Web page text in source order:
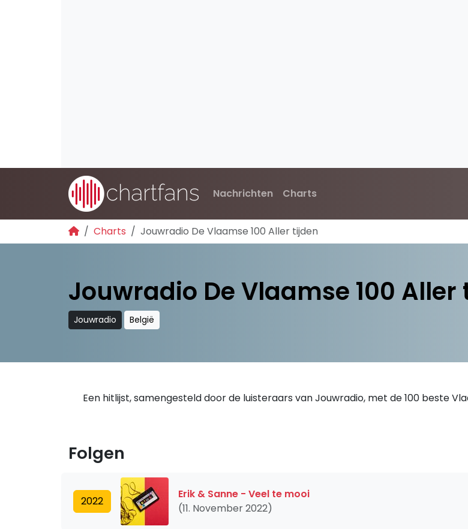
Nachrichten Charts
Charts Jouwradio De Vlaamse 100 Aller tijden
Jouwradio De Vlaamse 100 Aller
Jouwradio België
Een hitlijst, samengesteld door de luisteraars van Jouwradio, met de 100 beste
Folgen
2022
Erik & Sanne - Veel te mooi
(11. November 2022)